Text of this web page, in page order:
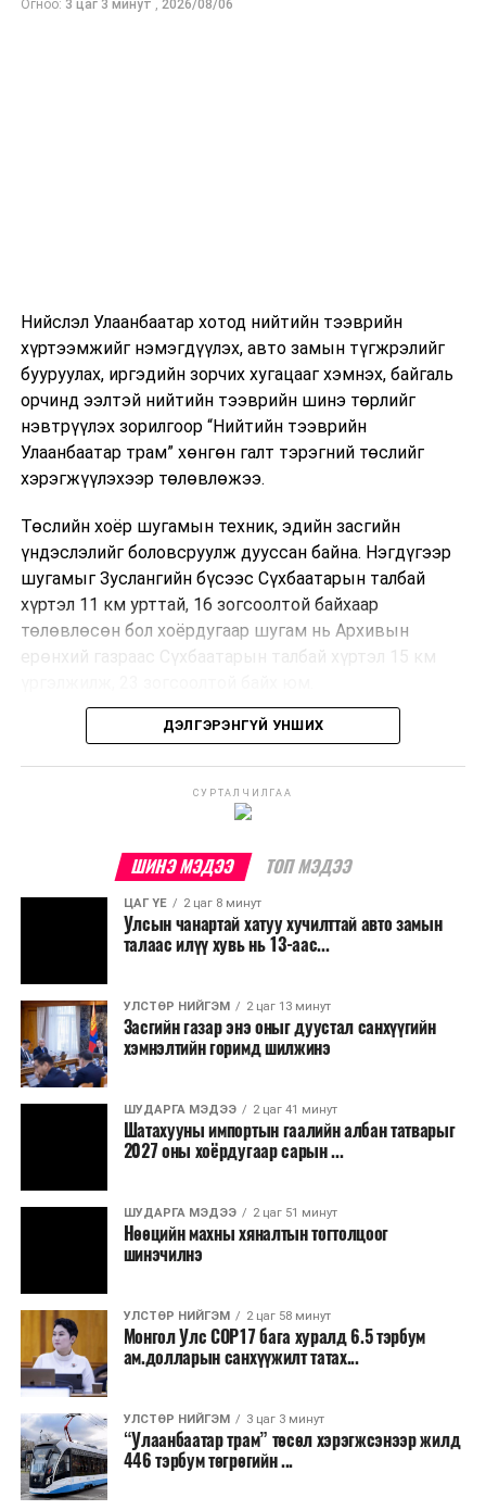
Огноо: 3 цаг 3 минут , 2026/08/06
Нийслэл Улаанбаатар хотод нийтийн тээврийн
хүртээмжийг нэмэгдүүлэх, авто замын түгжрэлийг
бууруулах, иргэдийн зорчих хугацааг хэмнэх, байгаль
орчинд ээлтэй нийтийн тээврийн шинэ төрлийг
нэвтрүүлэх зорилгоор “Нийтийн тээврийн
Улаанбаатар трам” хөнгөн галт тэрэгний төслийг
хэрэгжүүлэхээр төлөвлөжээ.
Төслийн хоёр шугамын техник, эдийн засгийн
үндэслэлийг боловсруулж дууссан байна. Нэгдүгээр
шугамыг Зуслангийн бүсээс Сүхбаатарын талбай
хүртэл 11 км урттай, 16 зогсоолтой байхаар
төлөвлөсөн бол хоёрдугаар шугам нь Архивын
ерөнхий газраас Сүхбаатарын талбай хүртэл 15 км
Төслийг бүрэн хэрэгжүүлснээр цагт 10-12 мянган
Трамвайн системийг хөгжүүлснээр нийтийн тээвэрт
суурилсан хот төлөвлөлтийг дэмжиж, шугам болон
зогсоолуудыг түшиглэсэн худалдаа, үйлчилгээ, орон
сууцны шинэ бүсүүд бий болох боломжтой. Үүний
зэрэгцээ ажлын байр нэмэгдэх, жижиг, дунд
бизнесийн үйл ажиллагаа өргөжих, үл хөдлөх
хөрөнгийн үнэ цэнэ өсөх зэрэг эдийн засгийн эерэг
үр нөлөө үзүүлнэ гэж тооцсон байна.
Трамвай нь цахилгаан эрчим хүчээр ажилладаг тул
ашиглалтын явцад агаар бохирдуулагч бодис шууд
ялгаруулахгүй. Иргэд хувийн автомашинаас их
багтаамжийн нийтийн тээвэрт шилжсэнээр замын
хөдөлгөөний ачаалал, нүүрстөрөгчийн давхар исэл
болон бусад хүлэмжийн хийн ялгарлыг бууруулах ач
холбогдолтой.
Түгжрэлээс үүдэлтэй эдийн засгийн алдагдлыг
тооцоход нэг автомашин өдөрт дунджаар 2.5 цаг
түгжрэлд саатахдаа 3.45 литр шатахууныг үр ашиггүй
зарцуулдаг байна. Ингэснээр нэг жолооч өдөрт
8,238.6 төгрөг, жилд 1.7 сая гаруй төгрөгийн
шатахууны зардлыг зөвхөн түгжрэлд алддаг аж.
“Улаанбаатар трам” төсөл хэрэгжиж, авто замын
ачаалал буурснаар трассын дагуух автомашинуудын
ДЭЛГЭРЭНГҮЙ УНШИХ
СУРТАЛЧИЛГАА
ШИНЭ МЭДЭЭ ТОП МЭДЭЭ
ЦАГ ҮЕ 2 цаг 8 минут
Улсын чанартай хатуу хучилттай авто замын
талаас илүү хувь нь 13-аас...
УЛСТӨР НИЙГЭМ 2 цаг 13 минут
Засгийн газар энэ оныг дуустал санхүүгийн
хэмнэлтийн горимд шилжинэ
ШУДАРГА МЭДЭЭ 2 цаг 41 минут
Шатахууны импортын гаалийн албан татварыг
2027 оны хоёрдугаар сарын ...
ШУДАРГА МЭДЭЭ 2 цаг 51 минут
Нөөцийн махны хяналтын тогтолцоог
шинэчилнэ
УЛСТӨР НИЙГЭМ 2 цаг 58 минут
Монгол Улс COP17 бага хуралд 6.5 тэрбум
ам.долларын санхүүжилт татах...
УЛСТӨР НИЙГЭМ 3 цаг 3 минут
“Улаанбаатар трам” төсөл хэрэгжсэнээр жилд
446 тэрбум төгрөгийн ...